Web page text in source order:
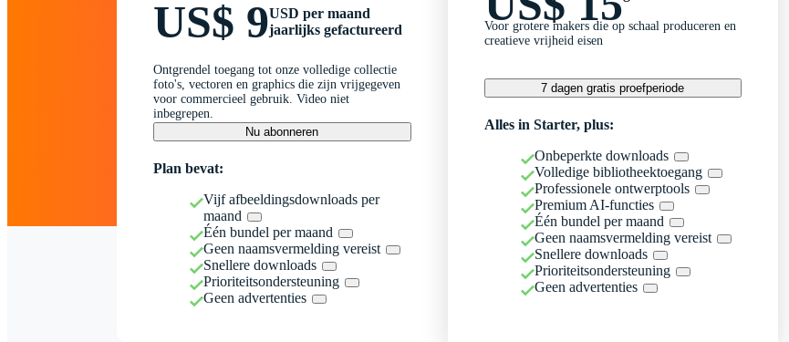
US$ 9USD per maand
jaarlijks gefactureerd
Ontgrendel toegang tot onze volledige collectie
foto's, vectoren en graphics die zijn vrijgegeven
voor commercieel gebruik. Video niet
inbegrepen.
Nu abonneren
Plan bevat:
Vijf afbeeldingsdownloads per
maand
Één bundel per maand
Geen naamsvermelding vereist
Snellere downloads
Prioriteitsondersteuning
Geen advertenties
Voor grotere makers die op schaal produceren en
creatieve vrijheid eisen
7 dagen gratis proefperiode
Alles in Starter, plus:
Onbeperkte downloads
Volledige bibliotheektoegang
Professionele ontwerptools
Premium AI-functies
Één bundel per maand
Geen naamsvermelding vereist
Snellere downloads
Prioriteitsondersteuning
Geen advertenties